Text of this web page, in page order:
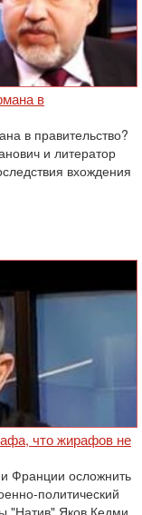
в
в правительство?
и литератор
вхождения
что жирафов не
Франции осложнить
политический
"Натив" Яков Кедми.